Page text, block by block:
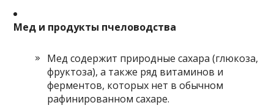
Мед и продукты пчеловодства
Мед содержит природные сахара (глюкоза,
фруктоза), а также ряд витаминов и
ферментов, которых нет в обычном
рафинированном сахаре.